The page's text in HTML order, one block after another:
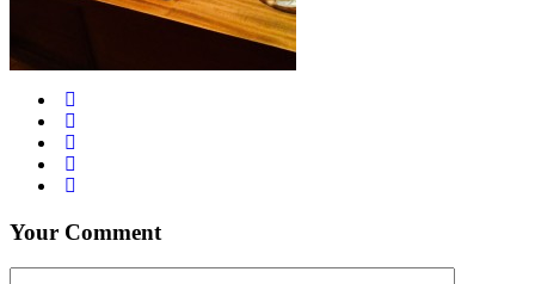
Your Comment